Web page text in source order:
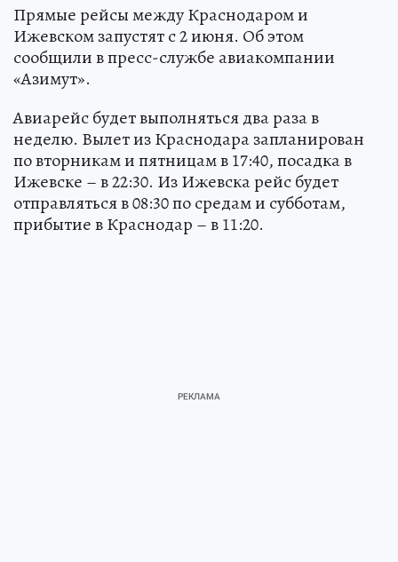
Прямые рейсы между Краснодаром и
Ижевском запустят с 2 июня. Об этом
сообщили в пресс-службе авиакомпании
«Азимут».
Авиарейс будет выполняться два раза в
неделю. Вылет из Краснодара запланирован
по вторникам и пятницам в 17:40, посадка в
Ижевске – в 22:30. Из Ижевска рейс будет
отправляться в 08:30 по средам и субботам,
прибытие в Краснодар – в 11:20.